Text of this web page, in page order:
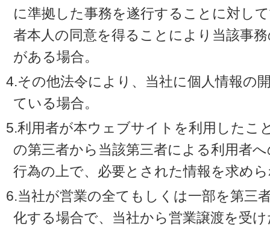
に準拠した事務を遂行することに対し
者本人の同意を得ることにより当該事
がある場合。
4.その他法令により、当社に個人情報の
ている場合。
5.利用者が本ウェブサイトを利用したこ
の第三者から当該第三者による利用者
行為の上で、必要とされた情報を求め
6.当社が営業の全てもしくは一部を第三
化する場合で、当社から営業譲渡を受